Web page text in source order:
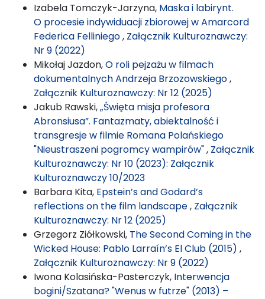
Izabela Tomczyk-Jarzyna, Maska i labirynt.
O procesie indywiduacji zbiorowej w Amarcord
Federica Felliniego, Załącznik Kulturoznawczy:
Nr 9 (2022)
Mikołaj Jazdon,O roli pejzażu w filmach
dokumentalnych Andrzeja Brzozowskiego,
Załącznik Kulturoznawczy: Nr 12 (2025)
Jakub Rawski,„Święta misja profesora
Abronsiusa”. Fantazmaty, abiektalność i
transgresje w filmie Romana Polańskiego
"Nieustraszeni pogromcy wampirów", Załącznik
Kulturoznawczy: Nr 10 (2023): Załącznik
Kulturoznawczy 10/2023
Barbara Kita, Epstein’s and Godard’s
reflections on the film landscape, Załącznik
Kulturoznawczy: Nr 12 (2025)
Grzegorz Ziółkowski, The Second Coming in the
Wicked House: Pablo Larraín’s El Club (2015) ,
Załącznik Kulturoznawczy: Nr 9 (2022)
Iwona Kolasińska-Pasterczyk, Interwencja
bogini/Szatana? "Wenus w futrze" (2013) –